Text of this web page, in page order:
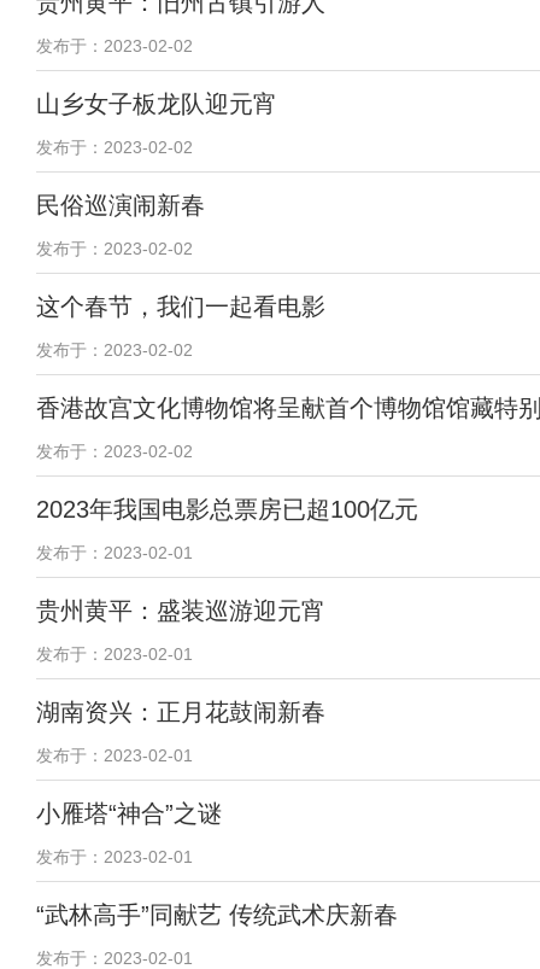
发布于：2023-02-02
山乡女子板龙队迎元宵
发布于：2023-02-02
民俗巡演闹新春
发布于：2023-02-02
这个春节，我们一起看电影
发布于：2023-02-02
香港故宫文化博物馆将呈献首个博物馆馆藏特
发布于：2023-02-02
2023年我国电影总票房已超100亿元
发布于：2023-02-01
贵州黄平：盛装巡游迎元宵
发布于：2023-02-01
湖南资兴：正月花鼓闹新春
发布于：2023-02-01
小雁塔“神合”之谜
发布于：2023-02-01
“武林高手”同献艺 传统武术庆新春
发布于：2023-02-01